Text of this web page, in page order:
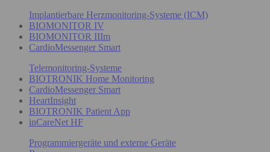
Implantierbare Herzmonitoring-Systeme (ICM)
BIOMONITOR IV
BIOMONITOR IIIm
CardioMessenger Smart
Telemonitoring-Systeme
BIOTRONIK Home Monitoring
CardioMessenger Smart
HeartInsight
BIOTRONIK Patient App
inCareNet HF
Programmiergeräte und externe Geräte